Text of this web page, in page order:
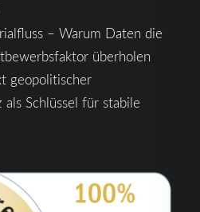
– Warum Daten die
überholen
geopolitischer
Schlüssel für stabile